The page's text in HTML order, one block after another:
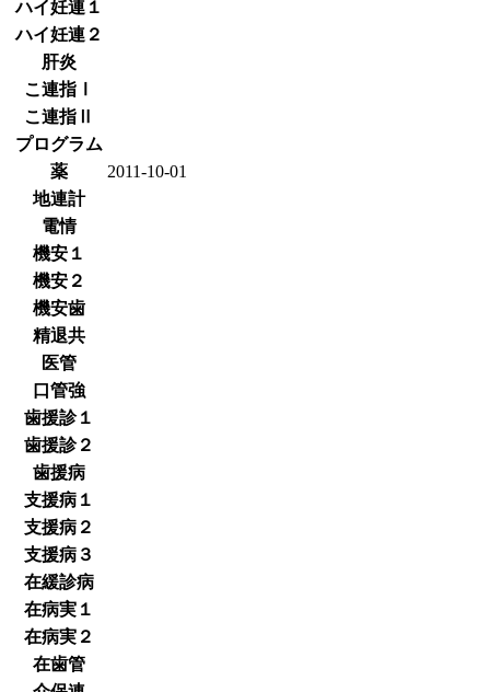
ハイ妊連１
ハイ妊連２
肝炎
こ連指Ⅰ
こ連指Ⅱ
プログラム
薬
2011-10-01
地連計
電情
機安１
機安２
機安歯
精退共
医管
口管強
歯援診１
歯援診２
歯援病
支援病１
支援病２
支援病３
在緩診病
在病実１
在病実２
在歯管